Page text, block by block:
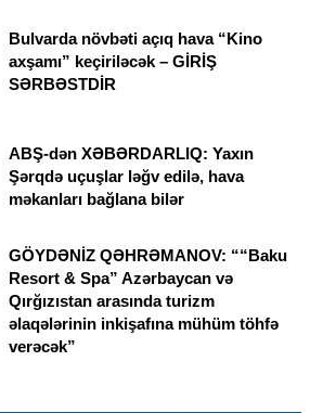
Bulvarda növbəti açıq hava “Kino
axşamı” keçiriləcək – GİRİŞ
SƏRBƏSTDİR
ABŞ-dən XƏBƏRDARLIQ: Yaxın
Şərqdə uçuşlar ləğv edilə, hava
məkanları bağlana bilər
GÖYDƏNİZ QƏHRƏMANOV: ““Baku
Resort & Spa” Azərbaycan və
Qırğızıstan arasında turizm
əlaqələrinin inkişafına mühüm töhfə
verəcək”